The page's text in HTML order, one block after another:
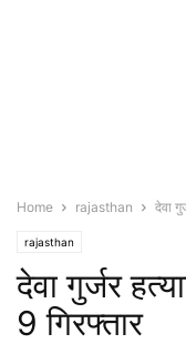
Home rajasthan देवा
rajasthan
देवा गुर्जर
9 गिरफ्तार